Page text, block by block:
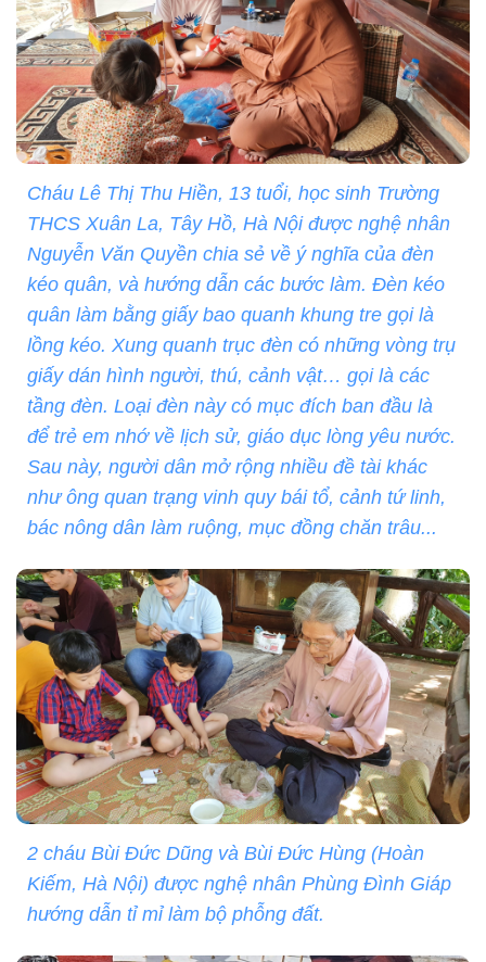
Cháu Lê Thị Thu Hiền, 13 tuổi, học sinh Trường
THCS Xuân La, Tây Hồ, Hà Nội được nghệ nhân
Nguyễn Văn Quyền chia sẻ về ý nghĩa của đèn
kéo quân, và hướng dẫn các bước làm. Đèn kéo
quân làm bằng giấy bao quanh khung tre gọi là
lồng kéo. Xung quanh trục đèn có những vòng trụ
giấy dán hình người, thú, cảnh vật… gọi là các
tầng đèn. Loại đèn này có mục đích ban đầu là
để trẻ em nhớ về lịch sử, giáo dục lòng yêu nước.
Sau này, người dân mở rộng nhiều đề tài khác
như ông quan trạng vinh quy bái tổ, cảnh tứ linh,
bác nông dân làm ruộng, mục đồng chăn trâu...
2 cháu Bùi Đức Dũng và Bùi Đức Hùng (Hoàn
Kiếm, Hà Nội) được nghệ nhân Phùng Đình Giáp
hướng dẫn tỉ mỉ làm bộ phỗng đất.